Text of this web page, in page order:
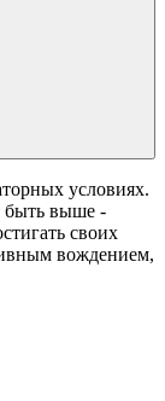
условиях.
быть выше -
своих
вождением,